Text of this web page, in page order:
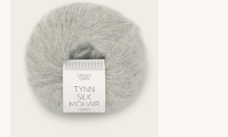
hvězdiček.